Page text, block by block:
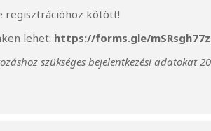
regisztrációhoz kötött!
lehet: https://forms.gle/
szükséges bejelentkezési adatokat